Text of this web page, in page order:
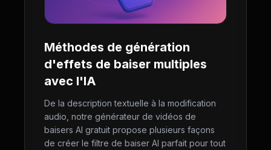
Méthodes de génération
d'effets de baiser multiples
avec l'IA
De la description textuelle à la modification
audio, notre générateur de vidéos de
baisers AI gratuit propose plusieurs façons
de créer le filtre de baiser AI parfait pour tout